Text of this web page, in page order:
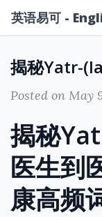
英语易可 -
Posted on May
揭秘
医生到
康高频